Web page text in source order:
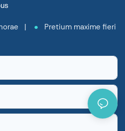
horae | ●
Pretium maxime fieri